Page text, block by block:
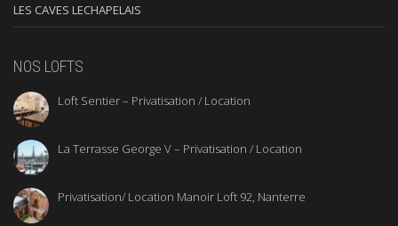
LES CAVES LECHAPELAIS
NOS LOFTS
Loft Sentier – Privatisation / Location
La Terrasse George V – Privatisation / Location
Privatisation/ Location Manoir Loft 92, Nanterre